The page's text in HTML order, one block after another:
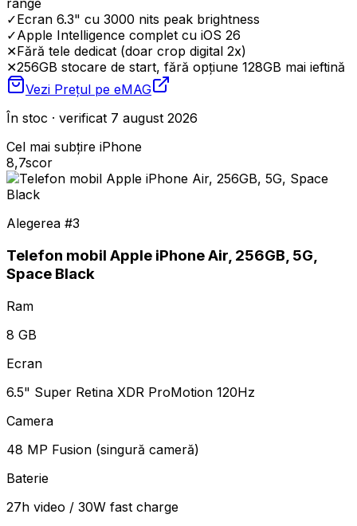
range
✓Ecran 6.3" cu 3000 nits peak brightness
✓Apple Intelligence complet cu iOS 26
✕Fără tele dedicat (doar crop digital 2x)
✕256GB stocare de start, fără opțiune 128GB mai ieftină
Vezi Prețul pe eMAG
În stoc · verificat 7 august 2026
Cel mai subțire iPhone
8,7scor
Alegerea #3
Telefon mobil Apple iPhone Air, 256GB, 5G,
Space Black
Ram
8 GB
Ecran
6.5" Super Retina XDR ProMotion 120Hz
Camera
48 MP Fusion (singură cameră)
Baterie
27h video / 30W fast charge